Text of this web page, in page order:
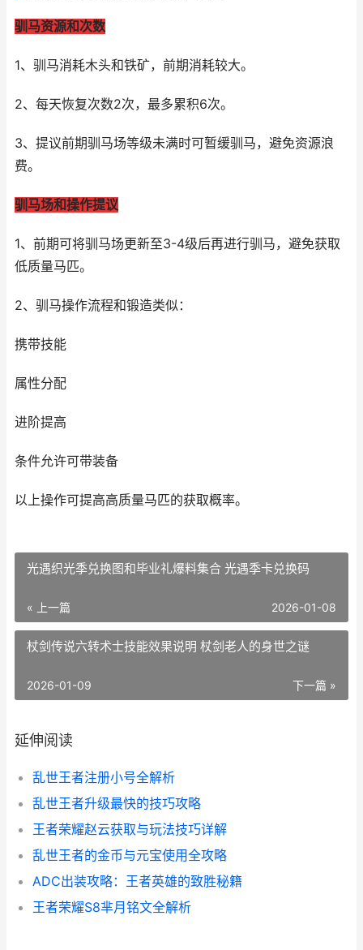
驯马资源和次数
1、驯马消耗木头和铁矿，前期消耗较大。
2、每天恢复次数2次，最多累积6次。
3、提议前期驯马场等级未满时可暂缓驯马，避免资源浪
费。
驯马场和操作提议
1、前期可将驯马场更新至3-4级后再进行驯马，避免获取
低质量马匹。
2、驯马操作流程和锻造类似：
携带技能
属性分配
进阶提高
条件允许可带装备
以上操作可提高高质量马匹的获取概率。
光遇织光季兑换图和毕业礼爆料集合 光遇季卡兑换码
« 上一篇 2026-01-08
杖剑传说六转术士技能效果说明 杖剑老人的身世之谜
下一篇 »
2026-01-09
延伸阅读
乱世王者注册小号全解析
乱世王者升级最快的技巧攻略
王者荣耀赵云获取与玩法技巧详解
乱世王者的金币与元宝使用全攻略
ADC出装攻略：王者英雄的致胜秘籍
王者荣耀S8芈月铭文全解析